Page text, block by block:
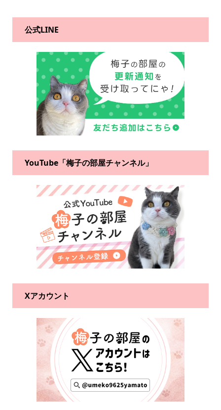
公式LINE
YouTube「梅子の部屋チャンネル」
Xアカウント